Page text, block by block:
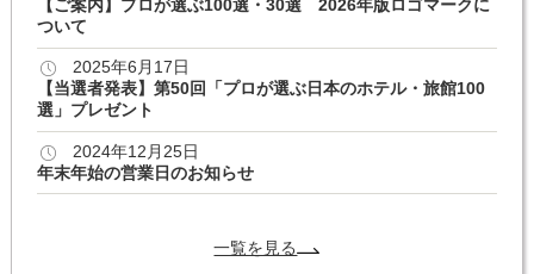
【ご案内】プロが選ぶ100選・30選 2026年版ロゴマークに
ついて
2025年6月17日
【当選者発表】第50回「プロが選ぶ日本のホテル・旅館100
選」プレゼント
2024年12月25日
年末年始の営業日のお知らせ
一覧を見る